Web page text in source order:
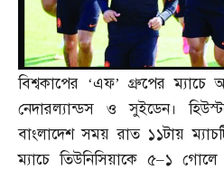
বিশ্বকাপের ‘এফ’ গ্রুপের
নেদারল্যান্ডস ও সুইডেন।
বাংলাদেশ সময় রাত ১১টায়
ম্যাচে তিউনিসিয়াকে ৫–১ গোলে